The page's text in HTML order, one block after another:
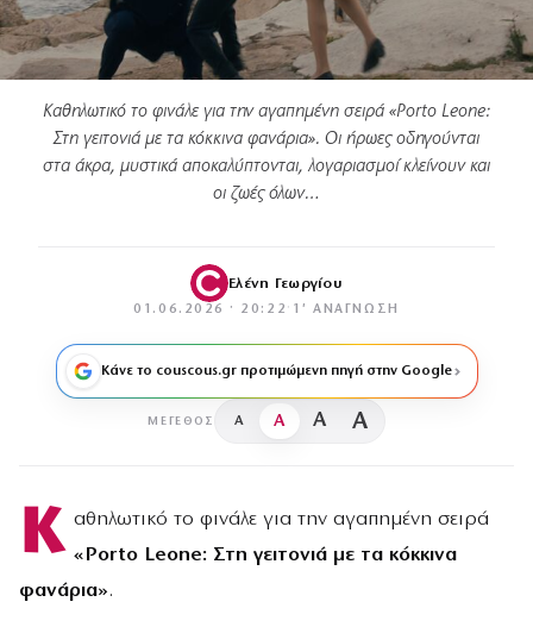
Καθηλωτικό το φινάλε για την αγαπημένη σειρά «Porto Leone:
Στη γειτονιά με τα κόκκινα φανάρια». Οι ήρωες οδηγούνται
στα άκρα, μυστικά αποκαλύπτονται, λογαριασμοί κλείνουν και
οι ζωές όλων…
Ελένη Γεωργίου
01.06.2026 · 20:22 · 1′ ΑΝΆΓΝΩΣΗ
Κάνε το couscous.gr προτιμώμενη πηγή στην Google
ΜΈΓΕΘΟΣ A A A A
Κ αθηλωτικό το φινάλε για την αγαπημένη σειρά
«Porto Leone: Στη γειτονιά με τα κόκκινα
φανάρια».